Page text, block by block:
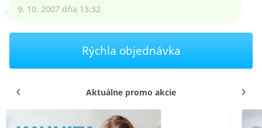
9. 10. 2007 dňa 13:32
Rýchla objednávka
Aktuálne promo akcie